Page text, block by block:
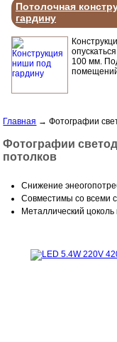
Потолочная
гардину
100 мм.
Главная →Фотографии
Фотографии
потолков
Снижение
Совместимы со всеми
Металлический